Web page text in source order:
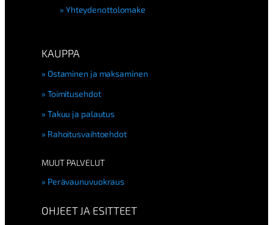
Yhteydenottolomake
KAUPPA
Ostaminen ja maksaminen
Toimitusehdot
Takuu ja palautus
Rahoitusvaihtoehdot
MUUT PALVELUT
Perävaunuvuokraus
OHJEET JA ESITTEET